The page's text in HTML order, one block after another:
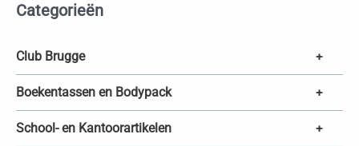
n
z
k
e
n
Categorieën
Club Brugge +
Boekentassen en Bodypack +
School- en Kantoorartikelen +